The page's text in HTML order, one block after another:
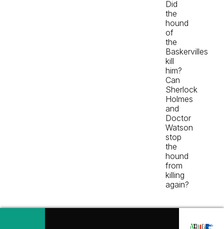
Did
the
hound
of
the
Baskervilles
kill
him?
Can
Sherlock
Holmes
and
Doctor
Watson
stop
the
hound
from
killing
again?